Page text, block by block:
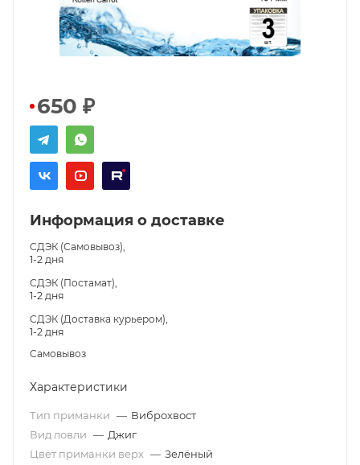
650 ₽
Информация о доставке
СДЭК (Самовывоз),
1-2 дня
СДЭК (Постамат),
1-2 дня
СДЭК (Доставка курьером),
1-2 дня
Самовывоз
Характеристики
Тип приманки — Виброхвост
Вид ловли — Джиг
Цвет приманки верх — Зелёный